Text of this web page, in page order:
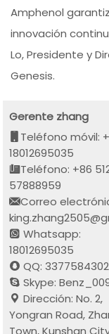
Amphenol
innovación
Lo, Presidente y
Genesis.
Gerente zhang
Teléfono móvil:
18012695035
Teléfono: +86
57888959
Correo
Whatsapp:
18012695035
QQ: 3377584302
Skype:
Dirección: No. 2,
Yongran Road,
Town, Kunshan